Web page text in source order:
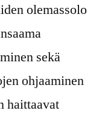
olemassolo
sekä
ohjaaminen
haittaavat